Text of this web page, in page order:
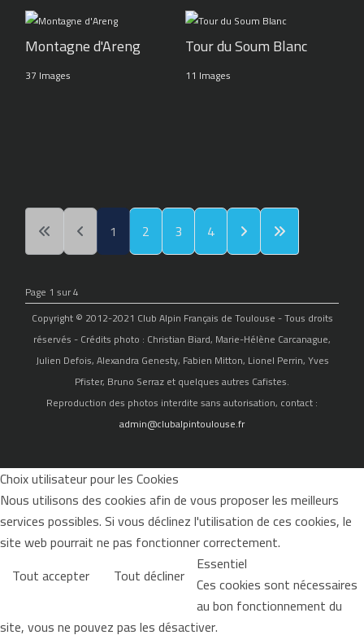
Montagne d'Areng
37 Images
Tour du Soum Blanc
11 Images
1 2 3 4
Page 1 sur 4
Copyright © 2012-2021 Club Alpin Français de Toulouse - Tous droits
réservés - Crédits photo : Christian Biard, Marie-Hélène Carcanague,
Julien Defois, Alexandra Genesty, Fabien Mitton, Lionel Perrin, Yves
Pfister, Bruno Serraz et quelques autres Cafistes.
Reproduction des photos interdite sans autorisation, contact :
admin@clubalpintoulouse.fr
Choix utilisateur pour les Cookies
Nous utilisons des cookies afin de vous proposer les meilleurs
services possibles. Si vous déclinez l'utilisation de ces cookies, le
site web pourrait ne pas fonctionner correctement.
Tout accepter
Tout décliner Essentiel
Ces cookies sont nécessaires
au bon fonctionnement du
site, vous ne pouvez pas les désactiver.